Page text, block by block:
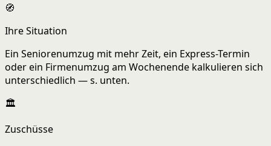
🧭
Ihre Situation
Ein Seniorenumzug mit mehr Zeit, ein Express-Termin
oder ein Firmenumzug am Wochenende kalkulieren sich
unterschiedlich — s. unten.
🏛️
Zuschüsse